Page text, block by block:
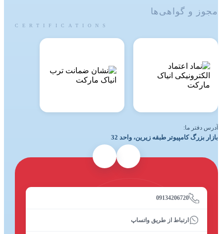
مجوز و گواهی‌ها
CERTIFICATIONS
آدرس دفتر ما:
بازار بزرگ کامپیوتر طبقه زیرین، واحد 32
09134206720
ارتباط از طریق واتساپ